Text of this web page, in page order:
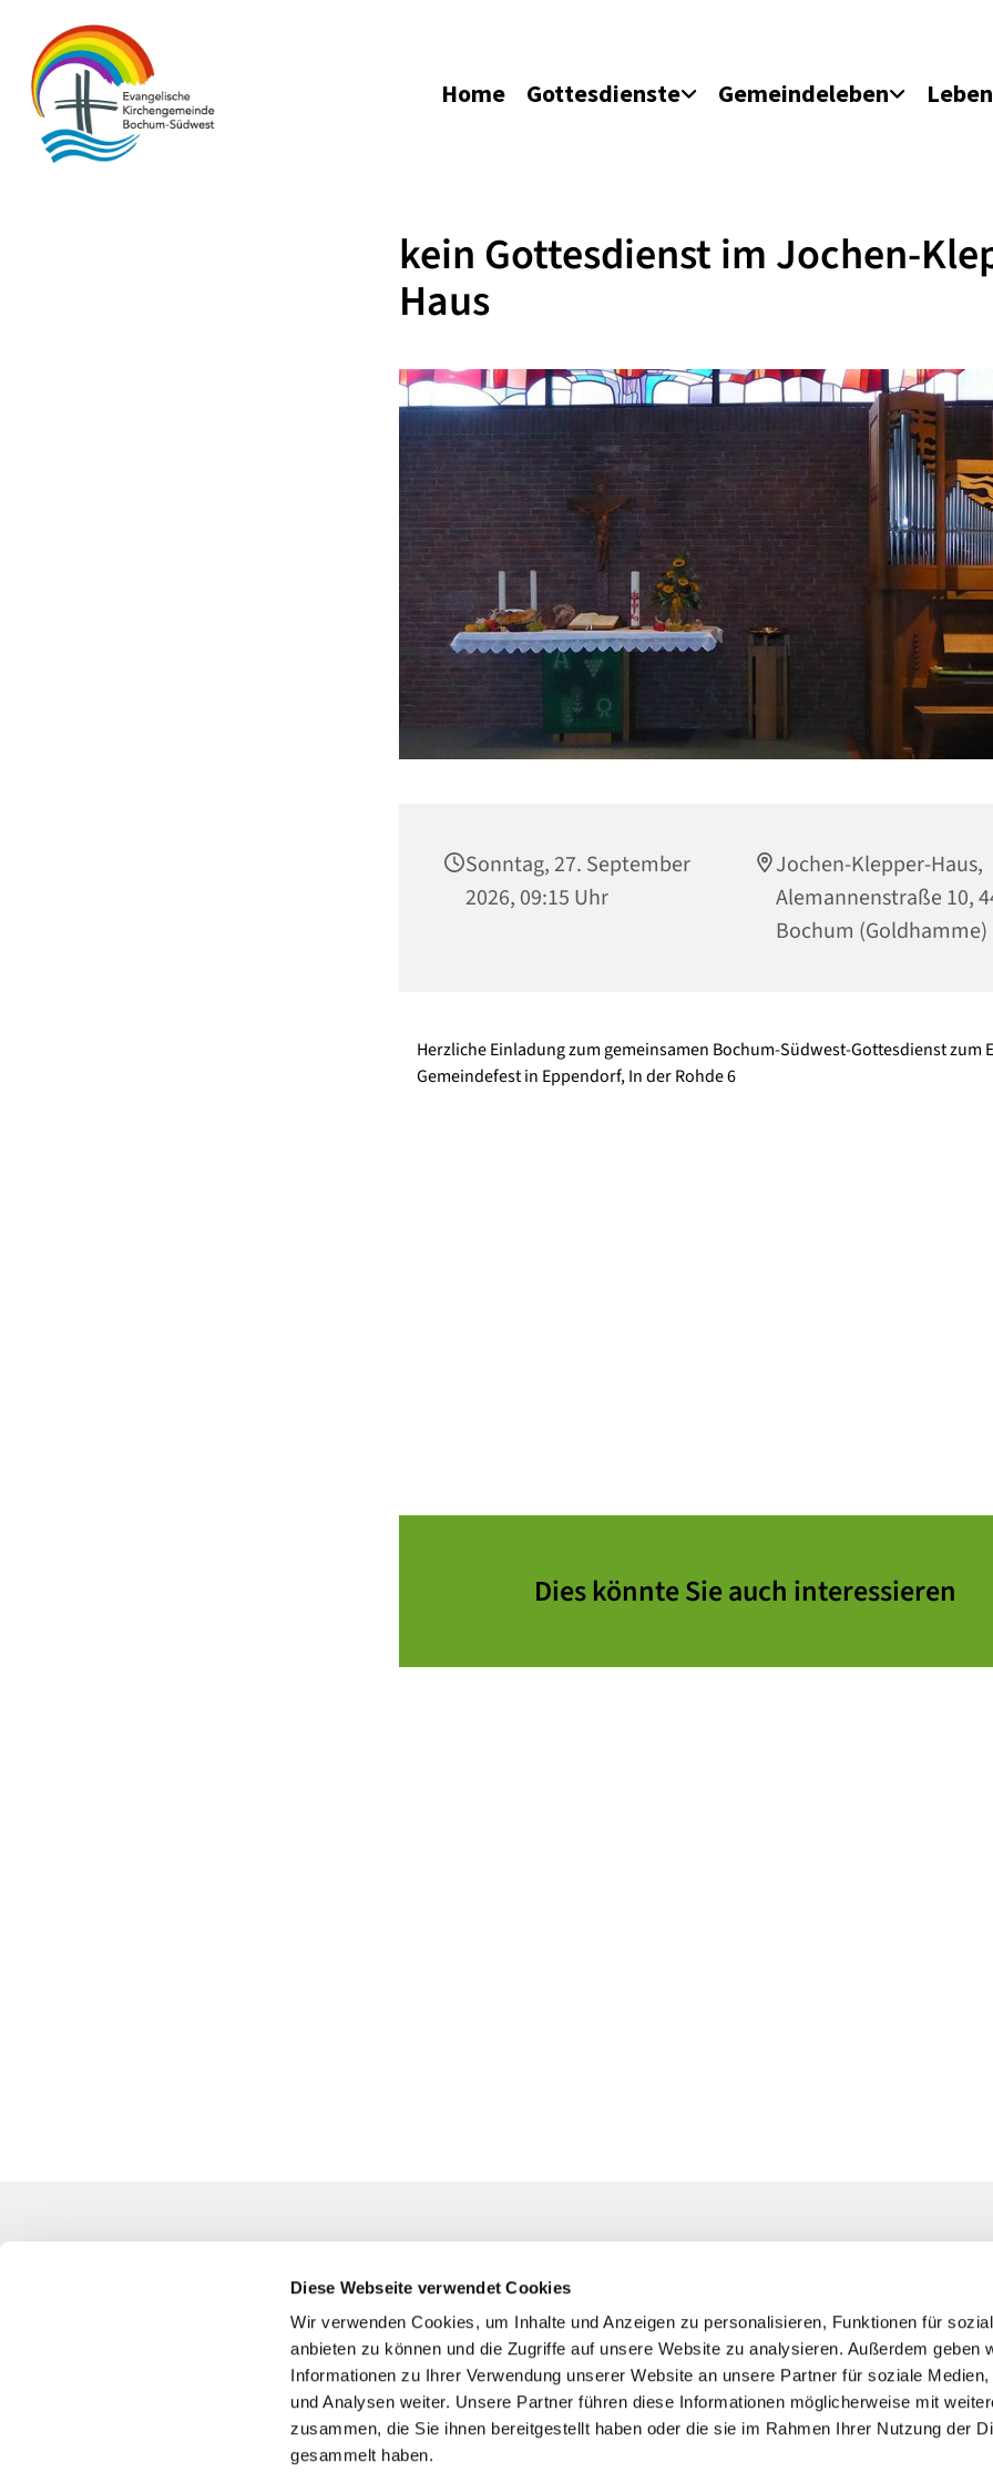
Diese Webseite verwendet Cookies
Wir verwenden Cookies, um Inhalte und Anzeigen zu personalisieren, Funktionen für
anbieten zu können und die Zugriffe auf unsere Website zu analysieren. Außerdem geben
Informationen zu Ihrer Verwendung unserer Website an unsere Partner für soziale Medien,
und Analysen weiter. Unsere Partner führen diese Informationen möglicherweise mit
zusammen, die Sie ihnen bereitgestellt haben oder die sie im Rahmen Ihrer Nutzung der
gesammelt haben.
Home Gottesdienste Gemeindeleben
kein Gottesdienst im Jochen-
Haus
Sonntag, 27. September
2026, 09:15 Uhr
Jochen-Klepper-Haus,
Alemannenstraße 10,
Bochum (Goldhamme)
Herzliche Einladung zum gemeinsamen Bochum-Südwest-Gottesdienst zum
Gemeindefest in Eppendorf, In der Rohde 6
Dies könnte Sie auch interessieren
Evangelische Kirchengemeinde Bochum
Südwest
Blumenfeldstraße 4 . 44795 Bochum0234
94344-0
bo-kg-bochum-suedwest@ekvw.de
Bankverbindung und
Spendenkonto
persönliches Anliegen, bei der
Taufen, kirchlichen Trauungen
Begleitung in Trauersituationen ...